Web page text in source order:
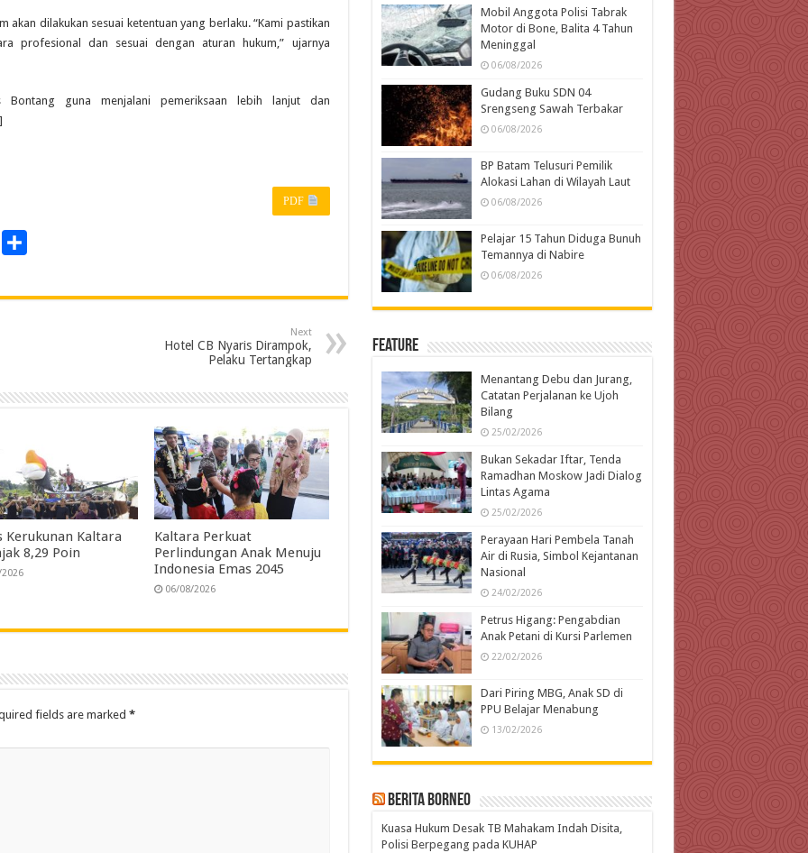
akan dilakukan sesuai ketentuan yang berlaku. “Kami pastikan
profesional dan sesuai dengan aturan hukum,” ujarnya
guna menjalani pemeriksaan lebih lanjut dan
PDF
a
Next
Hotel CB Nyaris Dirampok,
Pelaku Tertangkap
Kerukunan Kaltara
8,29 Poin
Kaltara Perkuat
Perlindungan Anak Menuju
Indonesia Emas 2045
06/08/2026
fields are marked *
Mobil Anggota Polisi Tabrak
Motor di Bone, Balita 4 Tahun
Meninggal
06/08/2026
Gudang Buku SDN 04
Srengseng Sawah Terbakar
06/08/2026
BP Batam Telusuri Pemilik
Alokasi Lahan di Wilayah Laut
06/08/2026
Pelajar 15 Tahun Diduga Bunuh
Temannya di Nabire
06/08/2026
Feature
Menantang Debu dan Jurang,
Catatan Perjalanan ke Ujoh
Bilang
25/02/2026
Bukan Sekadar Iftar, Tenda
Ramadhan Moskow Jadi Dialog
Lintas Agama
25/02/2026
Perayaan Hari Pembela Tanah
Air di Rusia, Simbol Kejantanan
Nasional
24/02/2026
Petrus Higang: Pengabdian
Anak Petani di Kursi Parlemen
22/02/2026
Dari Piring MBG, Anak SD di
PPU Belajar Menabung
13/02/2026
Berita Borneo
Kuasa Hukum Desak TB Mahakam Indah Disita,
Polisi Berpegang pada KUHAP